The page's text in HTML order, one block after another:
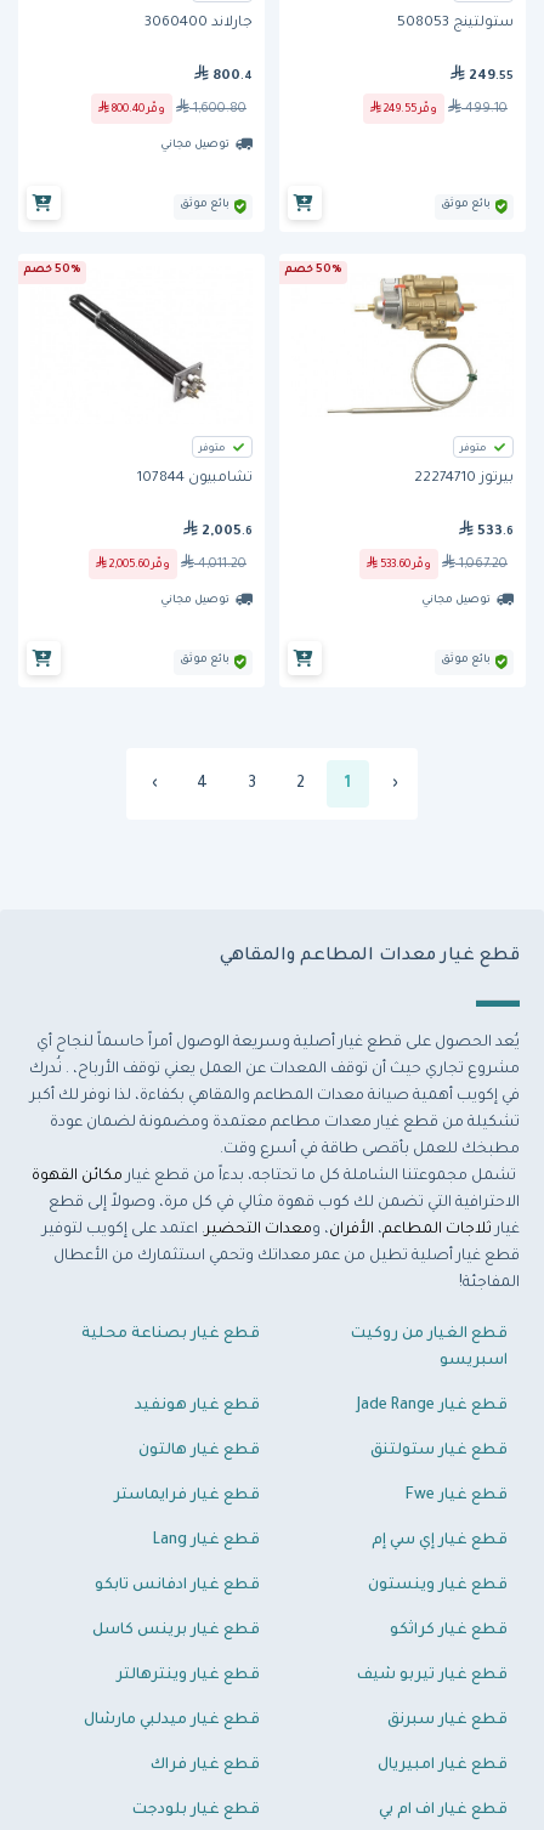
ستولتينج 508053
249.55
499.10 وفّر 249.55
بائع موثق
جارلاند 3060400
800 .4
1,600.80 وفّر 800.40
توصيل مجاني
بائع موثق
50% خصم
متوفر
بيرتوز 22274710
533 .6
1,067.20 وفّر 533.60
توصيل مجاني
بائع موثق
50% خصم
متوفر
تشامبيون 107844
2,005 .6
4,011.20 وفّر 2,005.60
توصيل مجاني
بائع موثق
‹
1
2
3
4
›
قطع غيار معدات المطاعم والمقاهي
يُعد الحصول على قطع غيار أصلية وسريعة الوصول أمراً حاسماً لنجاح أي
مشروع تجاري حيث أن توقف المعدات عن العمل يعني توقف الأرباح، . نُدرك
في إكويب أهمية صيانة معدات المطاعم والمقاهي بكفاءة، لذا نوفر لك أكبر
تشكيلة من قطع غيار معدات مطاعم معتمدة ومضمونة لضمان عودة
مطبخك للعمل بأقصى طاقة في أسرع وقت.
تشمل مجموعتنا الشاملة كل ما تحتاجه، بدءاً من قطع غيار مكائن القهوة
الاحترافية التي تضمن لك كوب قهوة مثالي في كل مرة، وصولاً إلى قطع
غيار ثلاجات المطاعم، الأفران، ومعدات التحضير . اعتمد على إكويب لتوفير
قطع غيار أصلية تطيل من عمر معداتك وتحمي استثمارك من الأعطال
المفاجئة!
قطع الغيار من روكيت
اسبريسو
قطع غيار بصناعة محلية
قطع غيار Jade Range قطع غيار هونفيد
قطع غيار ستولتنق قطع غيار هالتون
قطع غيار Fwe قطع غيار فرايماستر
قطع غيار إي سي إم قطع غيار Lang
قطع غيار وينستون قطع غيار ادفانس تابكو
قطع غيار كراثكو قطع غيار برينس كاسل
قطع غيار تيربو شيف قطع غيار وينترهالتر
قطع غيار سبرنق قطع غيار ميدلبي مارشال
قطع غيار امبيريال قطع غيار فراك
قطع غيار اف ام بي قطع غيار بلودجت